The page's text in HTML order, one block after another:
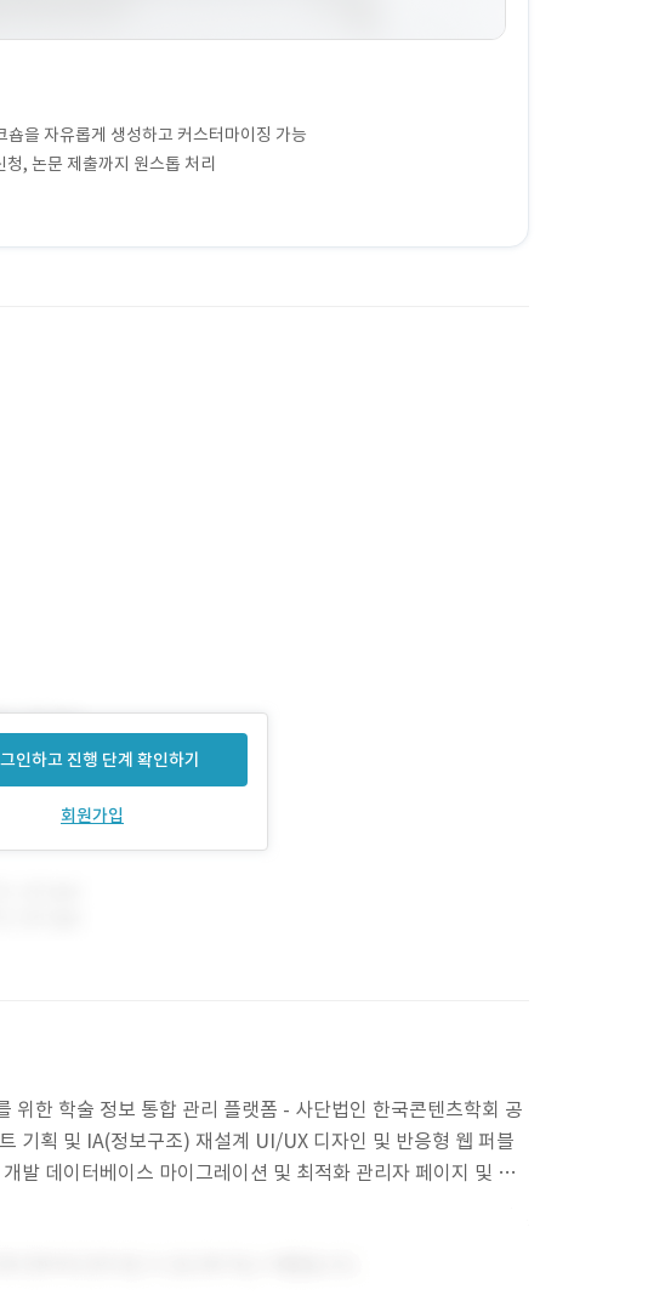
을 자유롭게 생성하고 커스터마이징 가능
, 논문 제출까지 원스톱 처리
인하고 진행 단계 확인하기
회원가입
위한 학술 정보 통합 관리 플랫폼 - 사단법인 한국콘텐츠학회 공
기획 및 IA(정보구조) 재설계 UI/UX 디자인 및 반응형 웹 퍼블
발 데이터베이스 마이그레이션 및 최적화 관리자 페이지 및 통